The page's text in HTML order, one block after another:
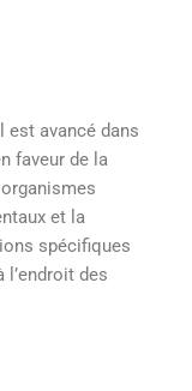
est avancé dans
faveur de la
et la
spécifiques
des